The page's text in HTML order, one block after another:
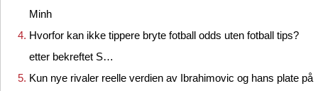
Minh
Hvorfor kan ikke tippere bryte fotball odds uten fotball tips?
etter bekreftet S…
Kun nye rivaler reelle verdien av Ibrahimovic og hans plate på